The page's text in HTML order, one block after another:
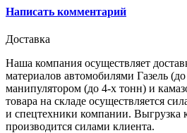
Написать комментарий
Доставка
Наша компания осуществляет
материалов автомобилями Газель
манипулятором (до 4-х тонн) и
товара на складе осуществляется
и спецтехники компании. Выгрузка
производится силами клиента.